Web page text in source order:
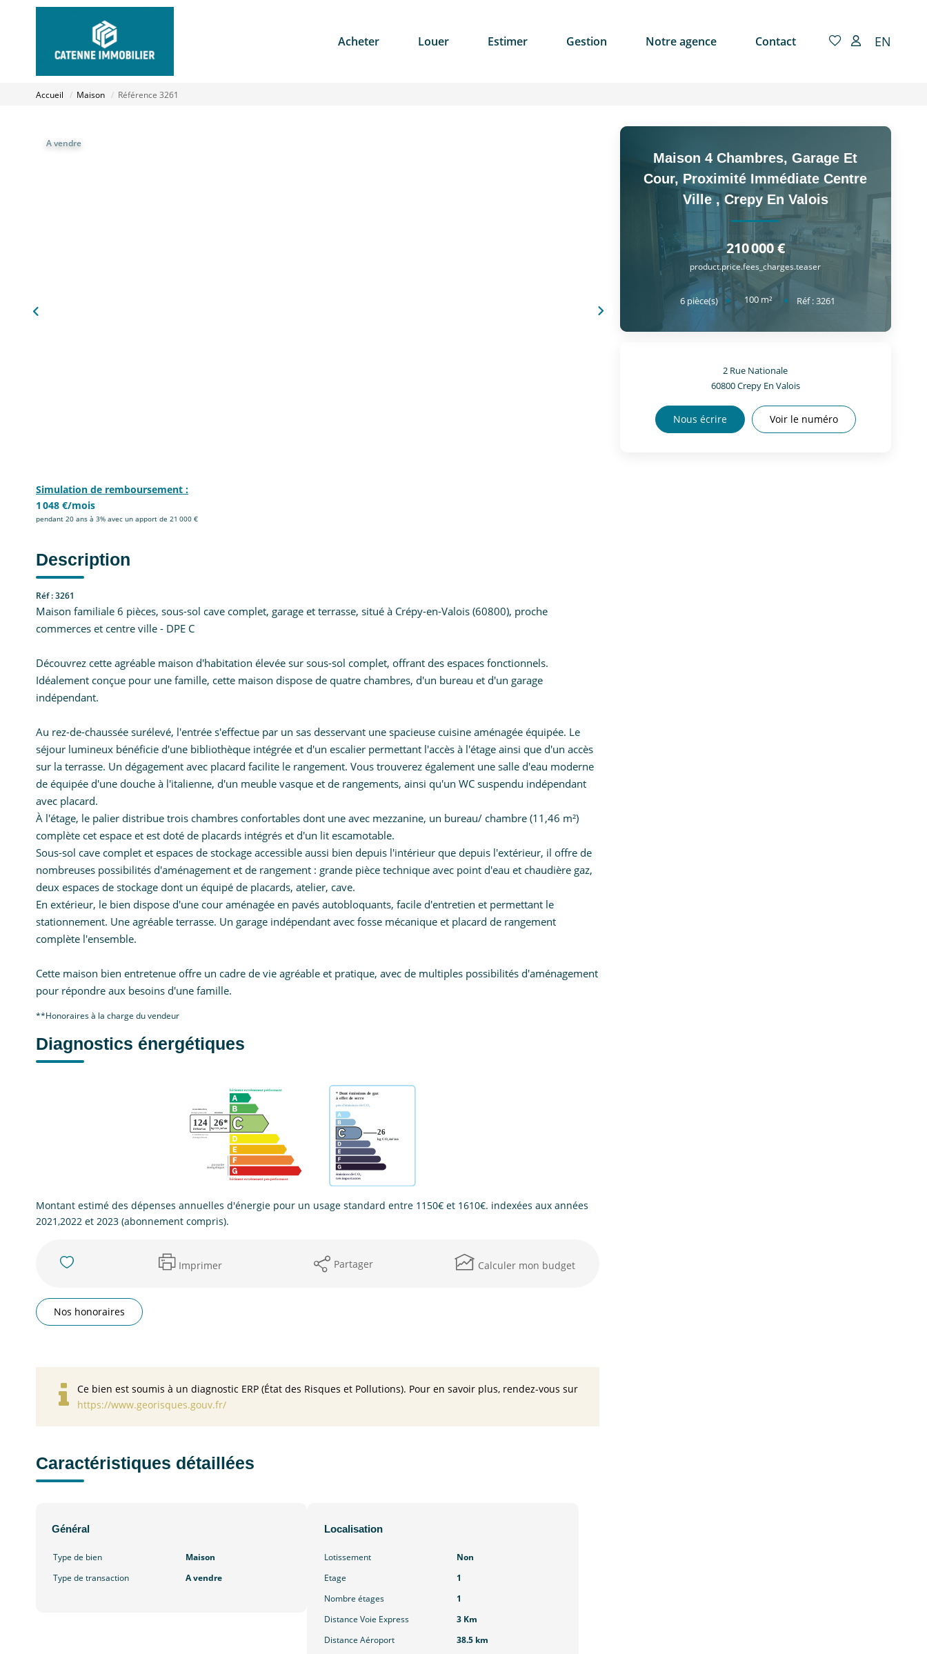
Acheter Louer Estimer Gestion Notre agence Contact EN
Accueil Maison Référence 3261
A vendre
Simulation de remboursement :
1 048 €/mois
pendant 20 ans à 3% avec un apport de 21 000 €
Description
Réf : 3261
Maison familiale 6 pièces, sous-sol cave complet, garage et terrasse, situé à Crépy-en-Valois (60800), proche
commerces et centre ville - DPE C
Découvrez cette agréable maison d'habitation élevée sur sous-sol complet, offrant des espaces fonctionnels.
Idéalement conçue pour une famille, cette maison dispose de quatre chambres, d'un bureau et d'un garage
indépendant.
Au rez-de-chaussée surélevé, l'entrée s'effectue par un sas desservant une spacieuse cuisine aménagée équipée. Le
séjour lumineux bénéficie d'une bibliothèque intégrée et d'un escalier permettant l'accès à l'étage ainsi que d'un accès
sur la terrasse. Un dégagement avec placard facilite le rangement. Vous trouverez également une salle d'eau moderne
de équipée d'une douche à l'italienne, d'un meuble vasque et de rangements, ainsi qu'un WC suspendu indépendant
avec placard.
À l'étage, le palier distribue trois chambres confortables dont une avec mezzanine, un bureau/ chambre (11,46 m²)
complète cet espace et est doté de placards intégrés et d'un lit escamotable.
Sous-sol cave complet et espaces de stockage accessible aussi bien depuis l'intérieur que depuis l'extérieur, il offre de
nombreuses possibilités d'aménagement et de rangement : grande pièce technique avec point d'eau et chaudière gaz,
deux espaces de stockage dont un équipé de placards, atelier, cave.
En extérieur, le bien dispose d'une cour aménagée en pavés autobloquants, facile d'entretien et permettant le
stationnement. Une agréable terrasse. Un garage indépendant avec fosse mécanique et placard de rangement
complète l'ensemble.
Cette maison bien entretenue offre un cadre de vie agréable et pratique, avec de multiples possibilités d'aménagement
pour répondre aux besoins d'une famille.
**Honoraires à la charge du vendeur
Diagnostics énergétiques
Montant estimé des dépenses annuelles d'énergie pour un usage standard entre 1150€ et 1610€. indexées aux années
2021,2022 et 2023 (abonnement compris).
Imprimer Partager Calculer mon budget
Nos honoraires
Ce bien est soumis à un diagnostic ERP (État des Risques et Pollutions). Pour en savoir plus, rendez-vous sur
https://www.georisques.gouv.fr/
Caractéristiques détaillées
Général
Type de bien
Maison
Type de transaction
A vendre
Localisation
Lotissement
Non
Etage
1
Nombre étages
1
Distance Voie Express
3 Km
Distance Aéroport
38.5 km
Maison 4 Chambres, Garage Et
Cour, Proximité Immédiate Centre
Ville, Crepy En Valois
210 000 €
product.price.fees_charges.teaser
6 pièce(s) 100 m² Réf :3261
2 Rue Nationale
60800Crepy En Valois
Nous écrire Voir le numéro